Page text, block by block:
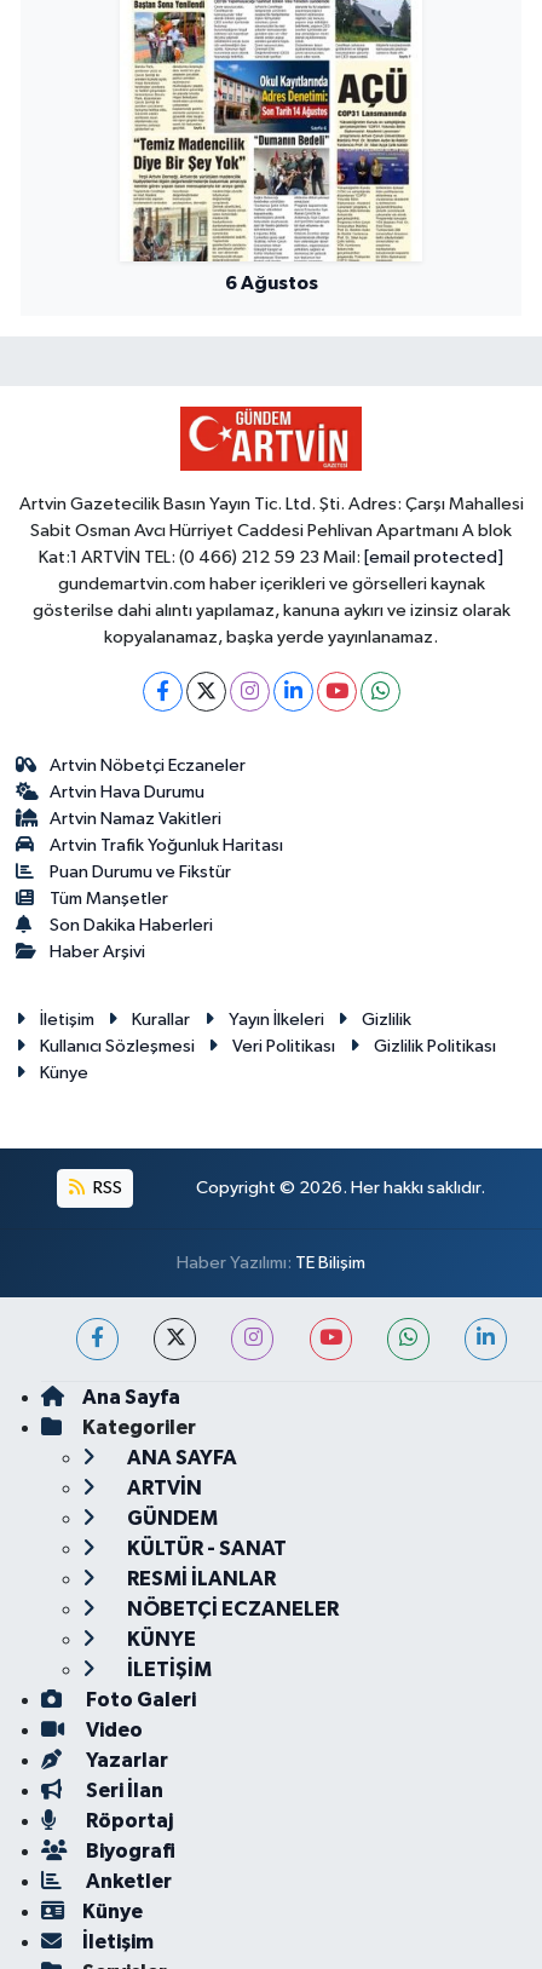
6 Ağustos
Artvin Gazetecilik Basın Yayın Tic. Ltd. Şti. Adres: Çarşı Mahallesi
Sabit Osman Avcı Hürriyet Caddesi Pehlivan Apartmanı A blok
Kat:1 ARTVİN TEL: (0 466) 212 59 23 Mail: [email protected]
gundemartvin.com haber içerikleri ve görselleri kaynak
gösterilse dahi alıntı yapılamaz, kanuna aykırı ve izinsiz olarak
kopyalanamaz, başka yerde yayınlanamaz.
Artvin Nöbetçi Eczaneler
Artvin Hava Durumu
Artvin Namaz Vakitleri
Artvin Trafik Yoğunluk Haritası
Puan Durumu ve Fikstür
Tüm Manşetler
Son Dakika Haberleri
Haber Arşivi
İletişim Kurallar Yayın İlkeleri
Gizlilik
Kullanıcı Sözleşmesi
Veri Politikası
Gizlilik Politikası
Künye
RSS Copyright © 2026. Her hakkı saklıdır.
Haber Yazılımı: TE Bilişim
Ana Sayfa
Kategoriler
ANA SAYFA
ARTVİN
GÜNDEM
KÜLTÜR - SANAT
RESMİ İLANLAR
NÖBETÇİ ECZANELER
KÜNYE
İLETİŞİM
Foto Galeri
Video
Yazarlar
Seri İlan
Röportaj
Biyografi
Anketler
Künye
İletişim